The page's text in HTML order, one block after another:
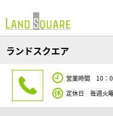
ランドスクエア
営業時間 10：
定休日 毎週火